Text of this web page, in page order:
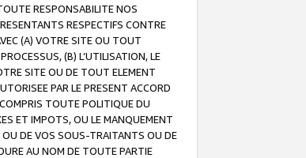
RESPONSABILITE NOS
RESPECTIFS CONTRE
(A) VOTRE SITE OU TOUT
(B) L’UTILISATION, LE
SITE OU DE TOUT ELEMENT
PAR LE PRESENT ACCORD
TOUTE POLITIQUE DU
ET IMPOTS, OU LE MANQUEMENT
OU DE VOS SOUS-TRAITANTS OU DE
AU NOM DE TOUTE PARTIE